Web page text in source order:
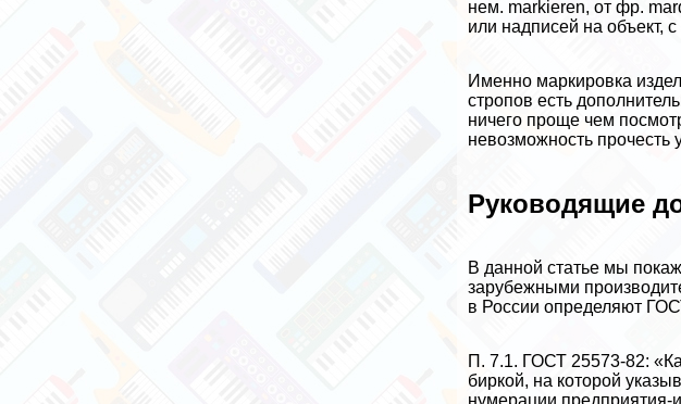
нем. markieren, от фр.
или надписей на объект,
Именно маркировка
стропов есть
ничего проще чем
невозможность
Руководящие
В данной статье мы
зарубежными
в России определяют
П. 7.1. ГОСТ 25573-82:
биркой, на которой
нумерации предприятия-